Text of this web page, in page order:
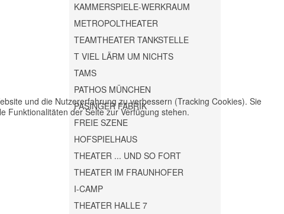
KAMMERSPIELE-WERKRAUM
METROPOLTHEATER
TEAMTHEATER TANKSTELLE
T VIEL LÄRM UM NICHTS
TAMS
PATHOS MÜNCHEN
PASINGER FABRIK
FREIE SZENE
HOFSPIELHAUS
THEATER ... UND SO FORT
THEATER IM FRAUNHOFER
I-CAMP
THEATER HALLE 7
und die Nutzererfahrung zu verbessern (Tracking Cookies). Sie
Funktionalitäten der Seite zur Verfügung stehen.